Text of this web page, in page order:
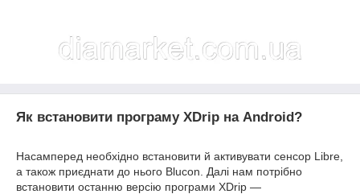
Як встановити програму XDrip на Android?
Насамперед необхідно встановити й активувати сенсор Libre,
а також приєднати до нього Blucon. Далі нам потрібно
встановити останню версію програми XDrip —